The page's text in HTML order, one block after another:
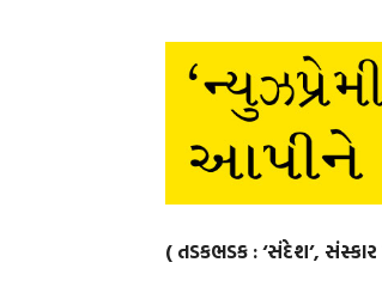
( તડકભડક : ‘સંદેશ’, સંસ્કાર